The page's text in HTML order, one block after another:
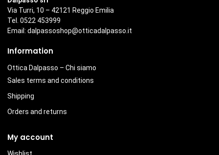
Via Turri, 10 – 42121 Reggio Emilia
Tel. 0522 453999
Email: dalpassoshop@otticadalpasso.it
Information
Ottica Dalpasso – Chi siamo
Sales terms and conditions
Shipping
Orders and returns
My account